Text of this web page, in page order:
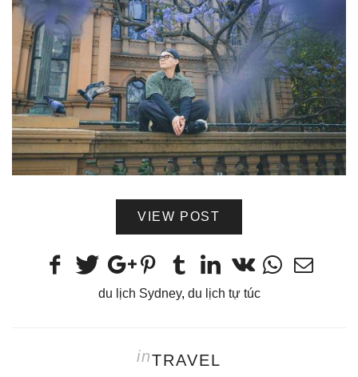
VIEW POST
du lịch Sydney, du lịch tự túc
inTRAVEL